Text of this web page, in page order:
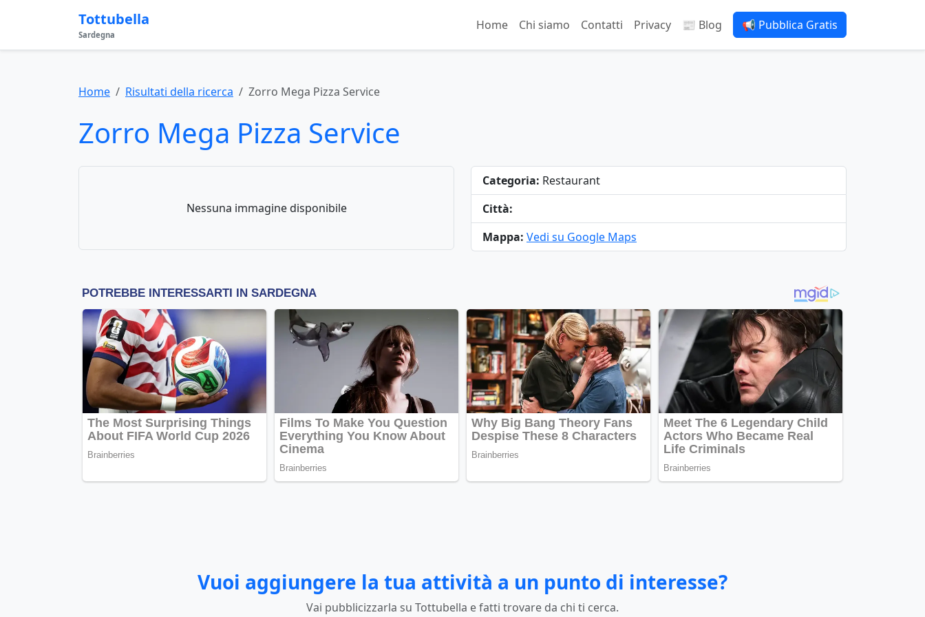
Tottubella
Sardegna
Home Chi siamo Contatti Privacy 📰 Blog 📢 Pubblica Gratis
Home Risultati della ricerca Zorro Mega Pizza Service
Zorro Mega Pizza Service
Nessuna immagine disponibile
Categoria: Restaurant
Città:
Mappa: Vedi su Google Maps
Vuoi aggiungere la tua attività a un punto di interesse?
Vai pubblicizzarla su Tottubella e fatti trovare da chi ti cerca.